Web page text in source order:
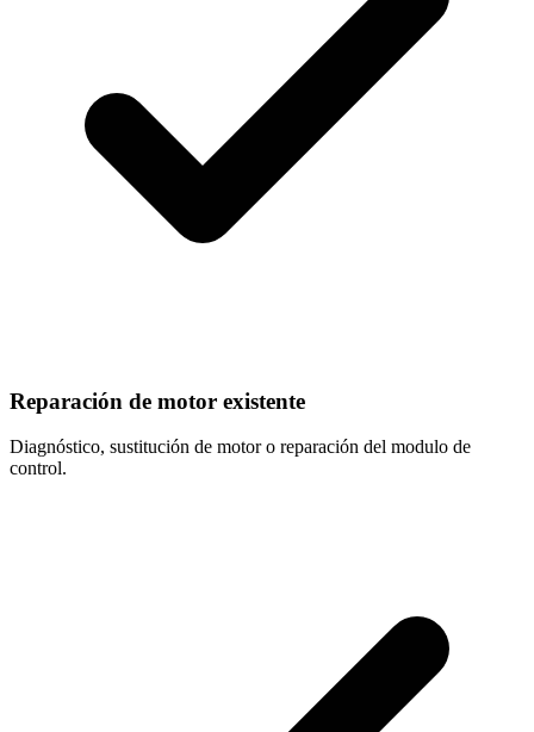
Reparación de motor existente
Diagnóstico, sustitución de motor o reparación del modulo de
control.